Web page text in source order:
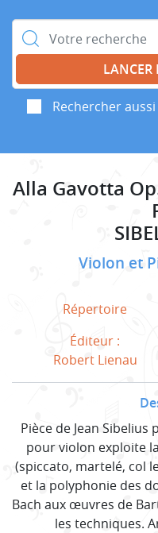
Rechercher :
Rechercher
Alla Gavotta
Violon et
Répertoire
Éditeur :
Robert Lienau
Pièce de Jean
pour violon exploite
(spiccato, martelé, col
et la polyphonie des
Bach aux œuvres de
les techniques.